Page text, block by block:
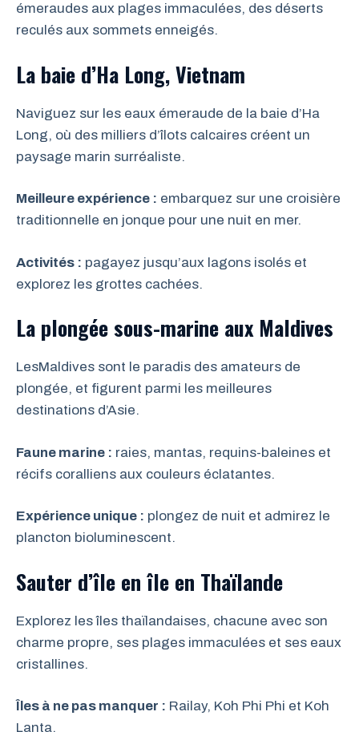
émeraudes aux plages immaculées, des déserts
reculés aux sommets enneigés.
La baie d’Ha Long, Vietnam
Naviguez sur les eaux émeraude de la baie d’Ha
Long, où des milliers d’îlots calcaires créent un
paysage marin surréaliste.
Meilleure expérience : embarquez sur une croisière
traditionnelle en jonque pour une nuit en mer.
Activités : pagayez jusqu’aux lagons isolés et
explorez les grottes cachées.
La plongée sous-marine aux Maldives
LesMaldives sont le paradis des amateurs de
plongée, et figurent parmi les meilleures
destinations d’Asie.
Faune marine : raies, mantas, requins-baleines et
récifs coralliens aux couleurs éclatantes.
Expérience unique : plongez de nuit et admirez le
plancton bioluminescent.
Sauter d’île en île en Thaïlande
Explorez les îles thaïlandaises, chacune avec son
charme propre, ses plages immaculées et ses eaux
cristallines.
Îles à ne pas manquer : Railay, Koh Phi Phi et Koh
Lanta.